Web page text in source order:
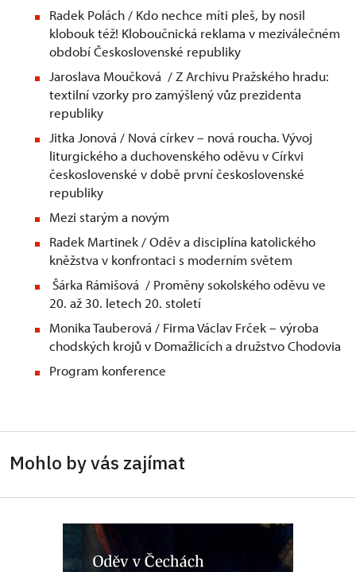
Radek Polách / Kdo nechce míti pleš, by nosil
klobouk též! Kloboučnická reklama v meziválečném
období Československé republiky
Jaroslava Moučková / Z Archivu Pražského hradu:
textilní vzorky pro zamýšlený vůz prezidenta
republiky
Jitka Jonová / Nová církev – nová roucha. Vývoj
liturgického a duchovenského oděvu v Církvi
československé v době první československé
republiky
Mezi starým a novým
Radek Martinek / Oděv a disciplína katolického
kněžstva v konfrontaci s moderním světem
Šárka Rámišová / Proměny sokolského oděvu ve
20. až 30. letech 20. století
Monika Tauberová / Firma Václav Frček – výroba
chodských krojů v Domažlicích a družstvo Chodovia
Program konference
Mohlo by vás zajímat